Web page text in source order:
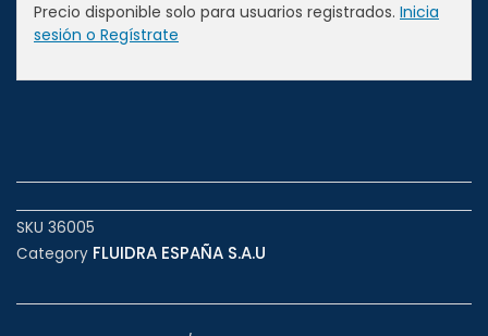
Precio disponible solo para usuarios registrados. Inicia
sesión o Regístrate
SKU 36005
Category FLUIDRA ESPAÑA S.A.U